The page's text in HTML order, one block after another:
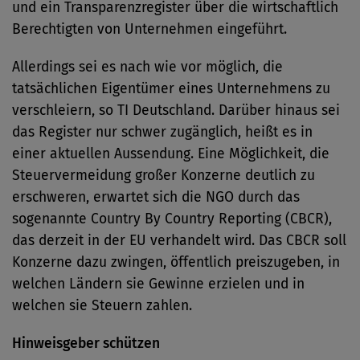
und ein Transparenzregister über die wirtschaftlich
Berechtigten von Unternehmen eingeführt.
Allerdings sei es nach wie vor möglich, die
tatsächlichen Eigentümer eines Unternehmens zu
verschleiern, so TI Deutschland. Darüber hinaus sei
das Register nur schwer zugänglich, heißt es in
einer aktuellen Aussendung. Eine Möglichkeit, die
Steuervermeidung großer Konzerne deutlich zu
erschweren, erwartet sich die NGO durch das
sogenannte Country By Country Reporting (CBCR),
das derzeit in der EU verhandelt wird. Das CBCR soll
Konzerne dazu zwingen, öffentlich preiszugeben, in
welchen Ländern sie Gewinne erzielen und in
welchen sie Steuern zahlen.
Hinweisgeber schützen